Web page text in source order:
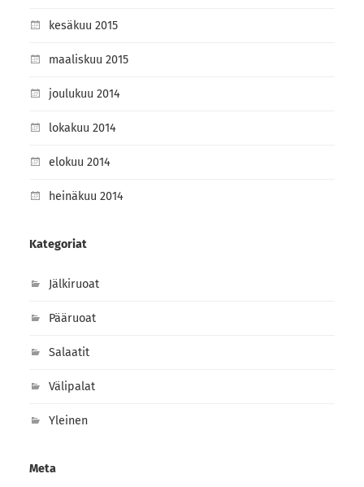
kesäkuu 2015
maaliskuu 2015
joulukuu 2014
lokakuu 2014
elokuu 2014
heinäkuu 2014
Kategoriat
Jälkiruoat
Pääruoat
Salaatit
Välipalat
Yleinen
Meta